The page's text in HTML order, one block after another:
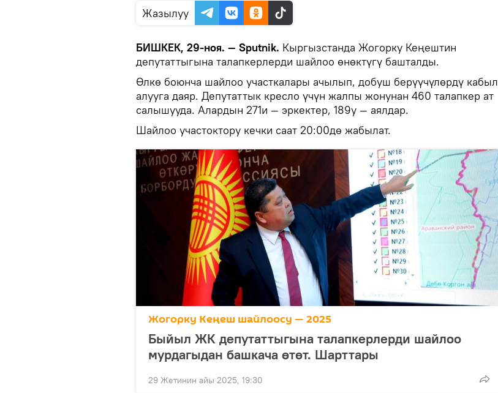
Жазылуу
БИШКЕК, 29-ноя. — Sputnik. Кыргызстанда Жогорку Кеңештин
депутаттыгына талапкерлерди шайлоо өнөктүгү башталды.
Өлкө боюнча шайлоо участкалары ачылып, добуш берүүчүлөрдү кабыл
алууга даяр. Депутаттык кресло үчүн жалпы жонунан 460 талапкер ат
салышууда. Алардын 271и — эркектер, 189у — аялдар.
Шайлоо участоктору кечки саат 20:00дө жабылат.
Жогорку Кеңеш шайлоосу — 2025
Быйыл ЖК депутаттыгына талапкерлерди шайлоо
мурдагыдан башкача өтөт. Шарттары
29 Жетинин айы 2025, 19:30